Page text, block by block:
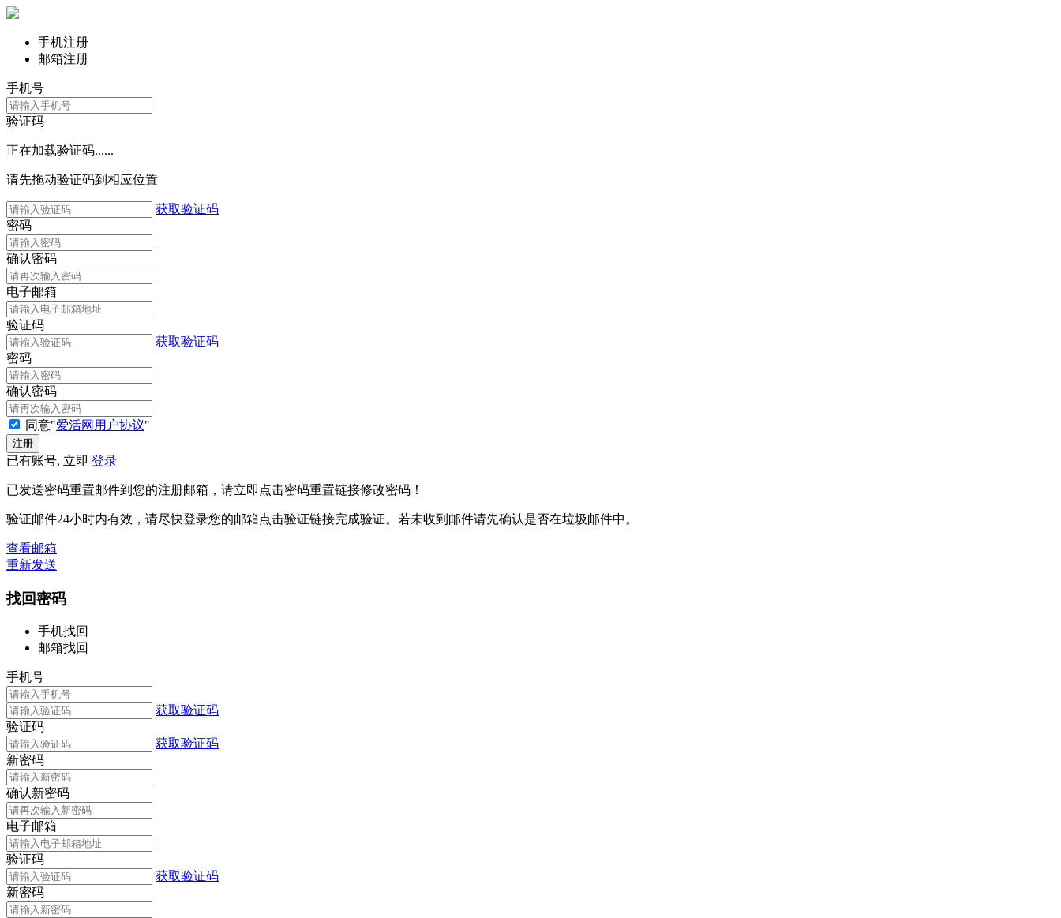
手机注册
邮箱注册
手机号
验证码
正在加载验证码......
请先拖动验证码到相应位置
获取验证码
密码
确认密码
电子邮箱
验证码
获取验证码
密码
确认密码
同意"爱活网用户协议"
已有账号, 立即 登录
已发送密码重置邮件到您的注册邮箱，请立即点击密码重置链接修改密码！
验证邮件24小时内有效，请尽快登录您的邮箱点击验证链接完成验证。若未收到邮件请先确认是否在垃圾邮件中。
查看邮箱
重新发送
找回密码
手机找回
邮箱找回
手机号
获取验证码
验证码
获取验证码
新密码
确认新密码
电子邮箱
验证码
获取验证码
新密码